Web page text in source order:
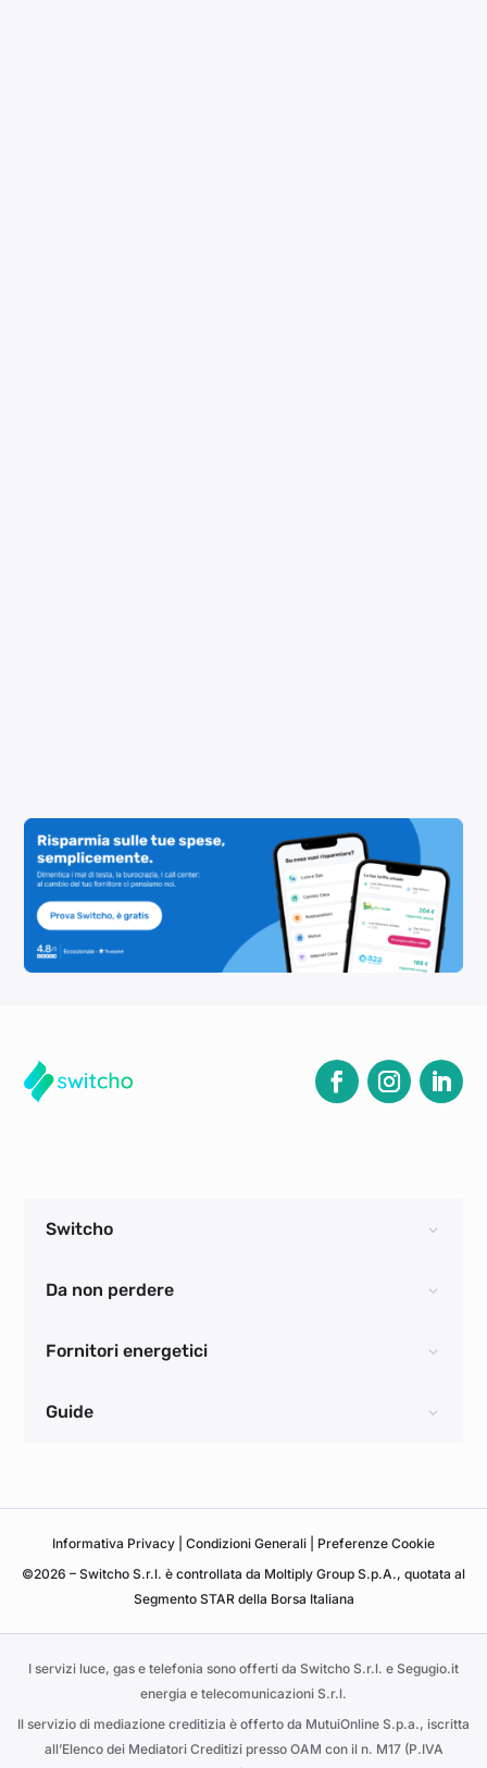
Switcho
Da non perdere
Fornitori energetici
Guide
Informativa Privacy Condizioni Generali
Preferenze Cookie
©2026 – Switcho S.r.l. è controllata da Moltiply Group S.p.A., quotata al
Segmento STAR della Borsa Italiana
I servizi luce, gas e telefonia sono offerti da Switcho S.r.l. e Segugio.it
energia e telecomunicazioni S.r.l.
Il servizio di mediazione creditizia è offerto da MutuiOnline S.p.a., iscritta
all’Elenco dei Mediatori Creditizi presso OAM con il n. M17 (P.IVA